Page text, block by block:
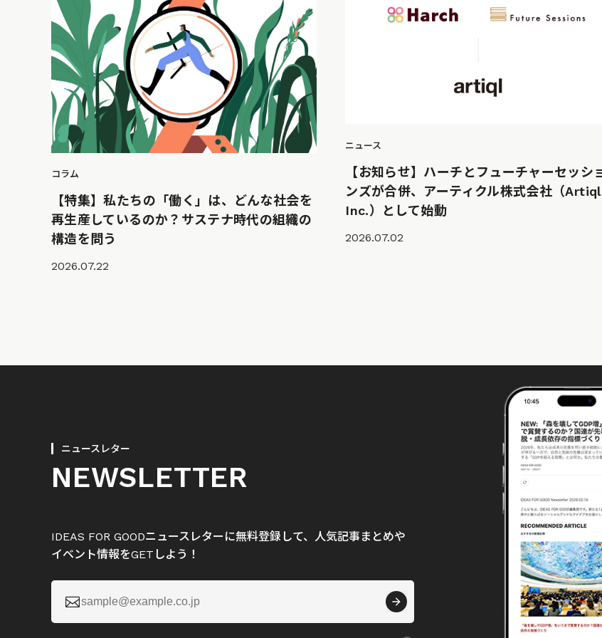
コラム
【特集】私たちの「働く」は、どんな社会を
再生産しているのか？サステナ時代の組織の
構造を問う
2026.07.22
ニュース
【お知らせ】ハーチとフューチャーセッシ
ンズが合併、アーティクル株式会社（Artiql
Inc.）として始動
2026.07.02
ニュースレター
NEWSLETTER
IDEAS FOR GOODニュースレターに無料登録して、人気記事まとめや
イベント情報をGETしよう！
